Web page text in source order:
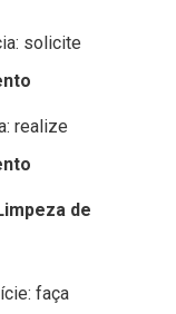
solicite
realize
de
faça